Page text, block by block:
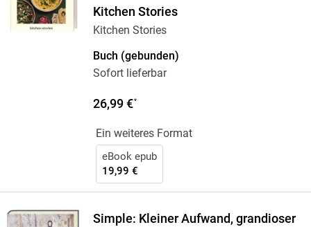
Kitchen Stories
Kitchen Stories
Buch (gebunden)
Sofort lieferbar
26,99 €*
Ein weiteres Format
eBook epub
19,99 €
Simple: Kleiner Aufwand, grandioser